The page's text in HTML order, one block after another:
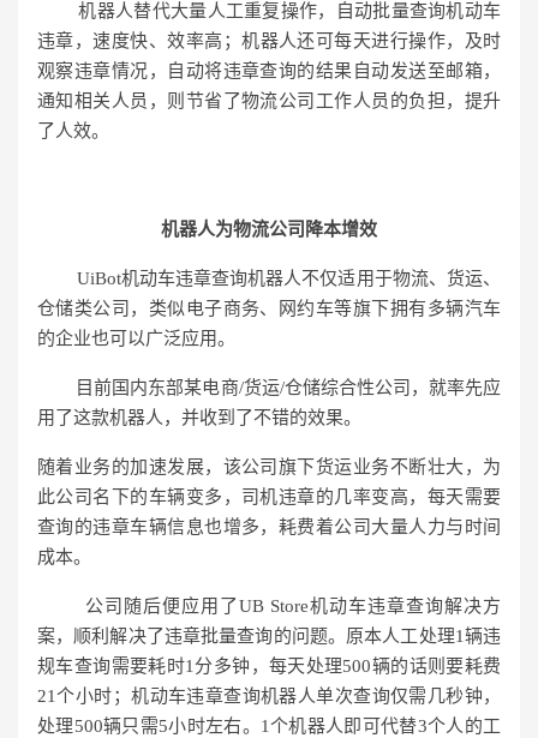
机器人替代大量人工重复操作，自动批量查询机动车
违章，速度快、效率高；机器人还可每天进行操作，及时
观察违章情况，自动将违章查询的结果自动发送至邮箱，
通知相关人员，则节省了物流公司工作人员的负担，提升
了人效。
机器人为物流公司降本增效
UiBot机动车违章查询机器人不仅适用于物流、货运、
仓储类公司，类似电子商务、网约车等旗下拥有多辆汽车
的企业也可以广泛应用。
目前国内东部某电商/货运/仓储综合性公司，就率先应
用了这款机器人，并收到了不错的效果。
随着业务的加速发展，该公司旗下货运业务不断壮大，为
此公司名下的车辆变多，司机违章的几率变高，每天需要
查询的违章车辆信息也增多，耗费着公司大量人力与时间
成本。
公司随后便应用了UB Store机动车违章查询解决方
案，顺利解决了违章批量查询的问题。原本人工处理1辆违
规车查询需要耗时1分多钟，每天处理500辆的话则要耗费
21个小时；机动车违章查询机器人单次查询仅需几秒钟，
处理500辆只需5小时左右。1个机器人即可代替3个人的工